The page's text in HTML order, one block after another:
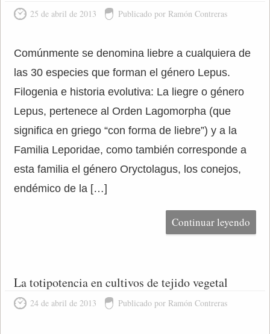
25 de abril de 2013 Publicado por Ramón Contreras
Comúnmente se denomina liebre a cualquiera de
las 30 especies que forman el género Lepus.
Filogenia e historia evolutiva: La liegre o género
Lepus, pertenece al Orden Lagomorpha (que
significa en griego “con forma de liebre”) y a la
Familia Leporidae, como también corresponde a
esta familia el género Oryctolagus, los conejos,
endémico de la […]
Continuar leyendo
La totipotencia en cultivos de tejido vegetal
24 de abril de 2013 Publicado por Ramón Contreras